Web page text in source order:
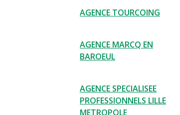
AGENCE TOURCOING
AGENCE MARCQ EN
BAROEUL
AGENCE SPECIALISEE
PROFESSIONNELS LILLE
METROPOLE